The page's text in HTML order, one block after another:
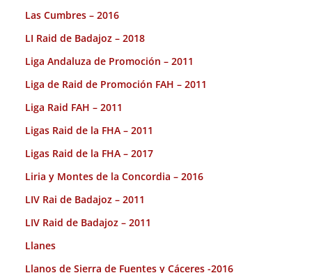
Las Cumbres – 2016
LI Raid de Badajoz – 2018
Liga Andaluza de Promoción – 2011
Liga de Raid de Promoción FAH – 2011
Liga Raid FAH – 2011
Ligas Raid de la FHA – 2011
Ligas Raid de la FHA – 2017
Liria y Montes de la Concordia – 2016
LIV Rai de Badajoz – 2011
LIV Raid de Badajoz – 2011
Llanes
Llanos de Sierra de Fuentes y Cáceres -2016